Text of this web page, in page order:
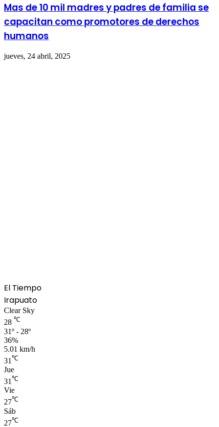
Mas de 10 mil madres y padres de familia se
capacitan como promotores de derechos
humanos
jueves, 24 abril, 2025
El Tiempo
Irapuato
Clear Sky
28 ℃
31º - 28º
36%
5.01 km/h
31 ℃
Jue
31 ℃
Vie
27℃
Sáb
27℃